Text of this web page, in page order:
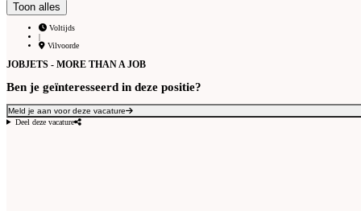
Toon alles
Voltijds
Vilvoorde
JOBJETS - MORE THAN A JOB
Ben je geïnteresseerd in deze positie?
Meld je aan voor deze vacature
Deel deze vacature